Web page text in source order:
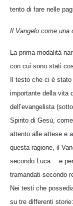
tento di fare nelle
Il Vangelo come una
La prima modalità
con cui sono stati
Il testo che ci è
importante della vita
dell’evangelista
Spirito di Gesù,
attento alle attese e
questa ragione, il
secondo Luca… e
tramandati secondo
Nei testi che
su tre differenti